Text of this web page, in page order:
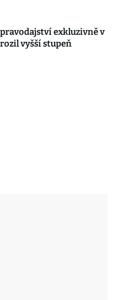
exkluzivně v
vyšší stupeň